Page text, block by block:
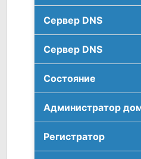
Сервер DNS
Сервер DNS
Соcтояние
Администратор
Регистратор